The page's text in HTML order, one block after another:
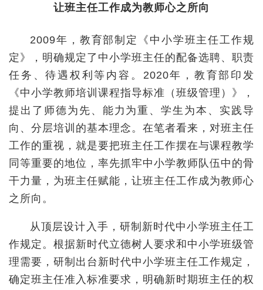
让班主任工作成为教师心之所向
2009年，教育部制定《中小学班主任工作规
定》，明确规定了中小学班主任的配备选聘、职责
任务、待遇权利等内容。2020年，教育部印发
《中小学教师培训课程指导标准（班级管理）》，
提出了师德为先、能力为重、学生为本、实践导
向、分层培训的基本理念。在笔者看来，对班主任
工作的重视，就是要把班主任工作摆在与课程教学
同等重要的地位，率先抓牢中小学教师队伍中的骨
干力量，为班主任赋能，让班主任工作成为教师心
之所向。
从顶层设计入手，研制新时代中小学班主任工
作规定。根据新时代立德树人要求和中小学班级管
理需要，研制出台新时代中小学班主任工作规定，
确定班主任准入标准要求，明确新时期班主任的权